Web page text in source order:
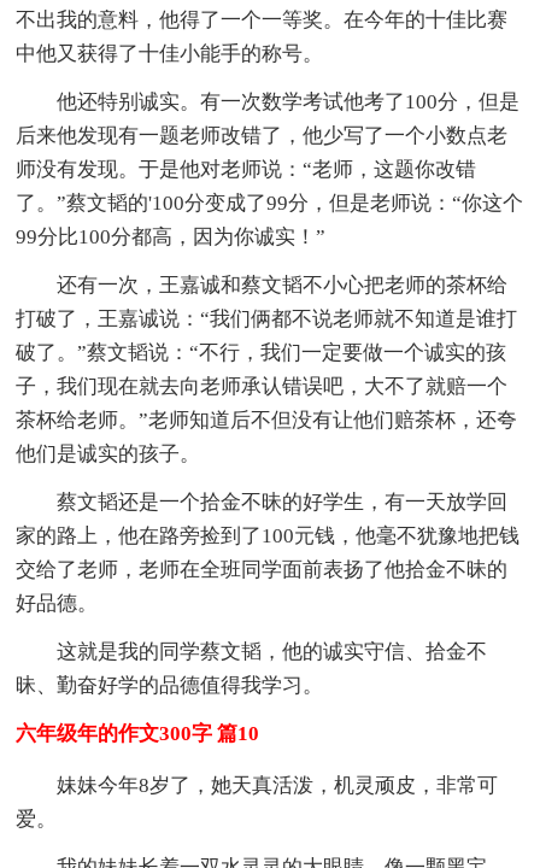
不出我的意料，他得了一个一等奖。在今年的十佳比赛
中他又获得了十佳小能手的称号。
他还特别诚实。有一次数学考试他考了100分，但是
后来他发现有一题老师改错了，他少写了一个小数点老
师没有发现。于是他对老师说：“老师，这题你改错
了。”蔡文韬的'100分变成了99分，但是老师说：“你这个
99分比100分都高，因为你诚实！”
还有一次，王嘉诚和蔡文韬不小心把老师的茶杯给
打破了，王嘉诚说：“我们俩都不说老师就不知道是谁打
破了。”蔡文韬说：“不行，我们一定要做一个诚实的孩
子，我们现在就去向老师承认错误吧，大不了就赔一个
茶杯给老师。”老师知道后不但没有让他们赔茶杯，还夸
他们是诚实的孩子。
蔡文韬还是一个拾金不昧的好学生，有一天放学回
家的路上，他在路旁捡到了100元钱，他毫不犹豫地把钱
交给了老师，老师在全班同学面前表扬了他拾金不昧的
好品德。
这就是我的同学蔡文韬，他的诚实守信、拾金不
昧、勤奋好学的品德值得我学习。
六年级年的作文300字 篇10
妹妹今年8岁了，她天真活泼，机灵顽皮，非常可
爱。